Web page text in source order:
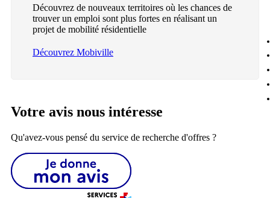
Découvrez de nouveaux territoires où les chances de
trouver un emploi sont plus fortes en réalisant un
projet de mobilité résidentielle
Découvrez Mobiville
Votre avis nous intéresse
Qu'avez-vous pensé du service de recherche d'offres ?